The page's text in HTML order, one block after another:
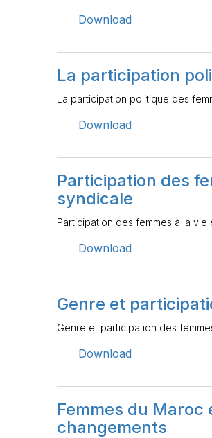
Download
La participation
La participation politique des
Download
Participation des
syndicale
Participation des femmes à la
Download
Genre et
Genre et participation des
Download
Femmes du Maroc
changements